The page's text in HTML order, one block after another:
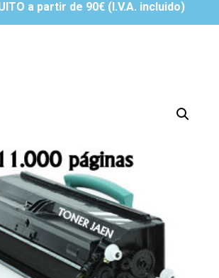
a partir de 90€ (I.V.A. incluido)